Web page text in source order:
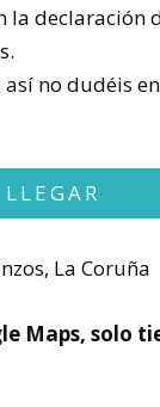
declaración
así no dudéis
La Coruña
Maps, solo